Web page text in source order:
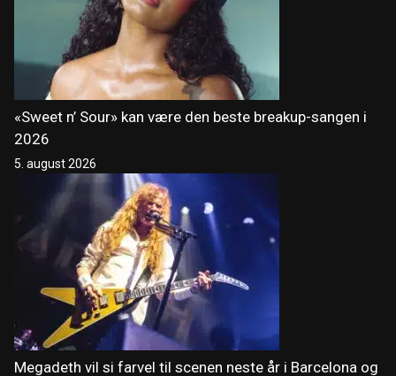
«Sweet n’ Sour» kan være den beste breakup-sangen i
2026
5. august 2026
Megadeth vil si farvel til scenen neste år i Barcelona og